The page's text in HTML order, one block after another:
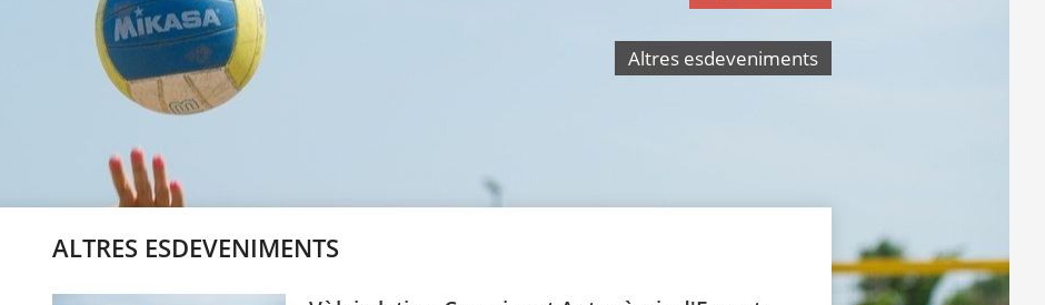
Altres esdeveniments
ALTRES ESDEVENIMENTS